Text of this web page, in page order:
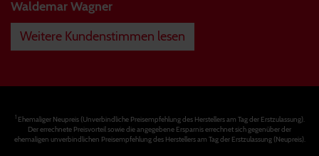
Waldemar Wagner
Weitere Kundenstimmen lesen
1Ehemaliger Neupreis (Unverbindliche Preisempfehlung des Herstellers am Tag der Erstzulassung).
Der errechnete Preisvorteil sowie die angegebene Ersparnis errechnet sich gegenüber der
ehemaligen unverbindlichen Preisempfehlung des Herstellers am Tag der Erstzulassung (Neupreis).